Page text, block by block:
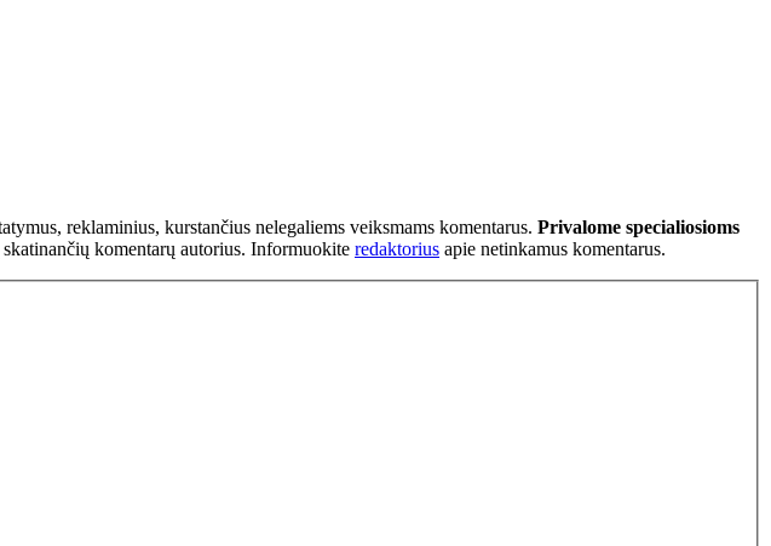
reklaminius, kurstančius nelegaliems veiksmams komentarus. Privalome specialiosioms
komentarų autorius. Informuokite redaktorius apie netinkamus komentarus.